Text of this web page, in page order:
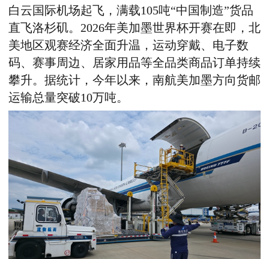
白云国际机场起飞，满载105吨“中国制造”货品
直飞洛杉矶。2026年美加墨世界杯开赛在即，北
美地区观赛经济全面升温，运动穿戴、电子数
码、赛事周边、居家用品等全品类商品订单持续
攀升。据统计，今年以来，南航美加墨方向货邮
运输总量突破10万吨。